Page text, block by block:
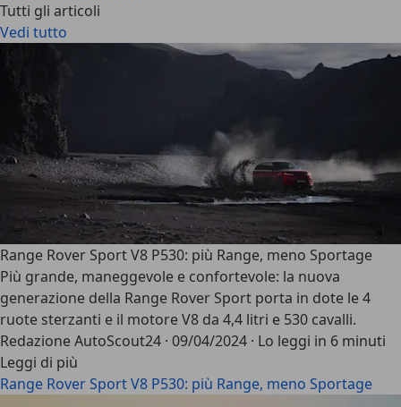
Tutti gli articoli
Vedi tutto
Range Rover Sport V8 P530: più Range, meno Sportage
Più grande, maneggevole e confortevole: la nuova
generazione della Range Rover Sport porta in dote le 4
ruote sterzanti e il motore V8 da 4,4 litri e 530 cavalli.
Redazione AutoScout24 · 09/04/2024 · Lo leggi in 6 minuti
Leggi di più
Range Rover Sport V8 P530: più Range, meno Sportage